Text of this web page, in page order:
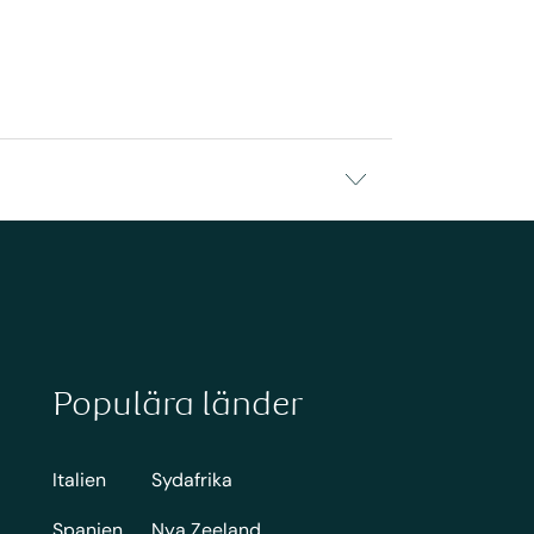
Populära länder
Italien Sydafrika